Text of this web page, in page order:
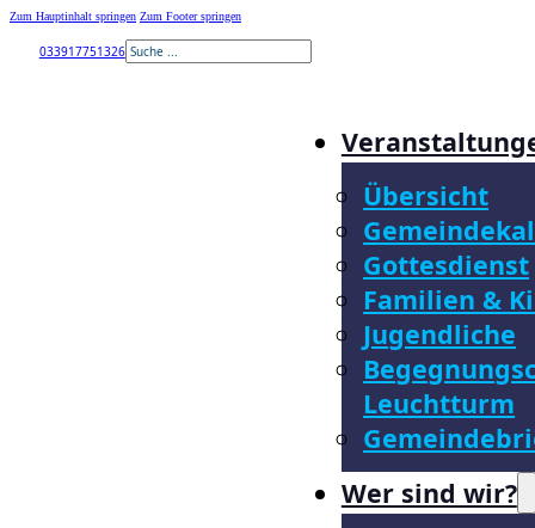
Zum Hauptinhalt springen Zum Footer springen
033917751326Suchen
Übersicht
Gottesdienst
Familien &
Jugendliche
Leuchtturm
Wer sind wir?